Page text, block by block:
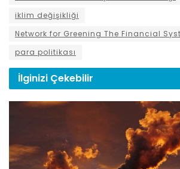
iklim değişikliği
Network for Greening The Financial
para politikası
İlginizi Çekebilir